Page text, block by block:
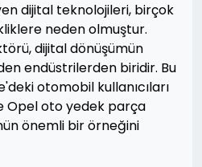
dijital teknolojileri, birçok
neden olmuştur.
dijital dönüşümün
endüstrilerden biridir. Bu
otomobil kullanıcıları
Opel oto yedek parça
önemli bir örneğini